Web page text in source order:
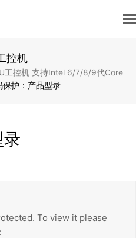
控机
工控机 支持Intel 6/7/8/9代Core
保护：产品型录
To view it please